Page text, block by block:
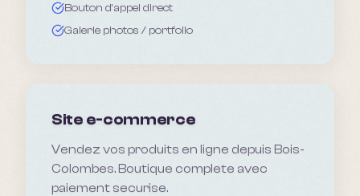
Bouton d'appel direct
Galerie photos / portfolio
Site e-commerce
Vendez vos produits en ligne depuis Bois-
Colombes. Boutique complete avec
paiement securise.